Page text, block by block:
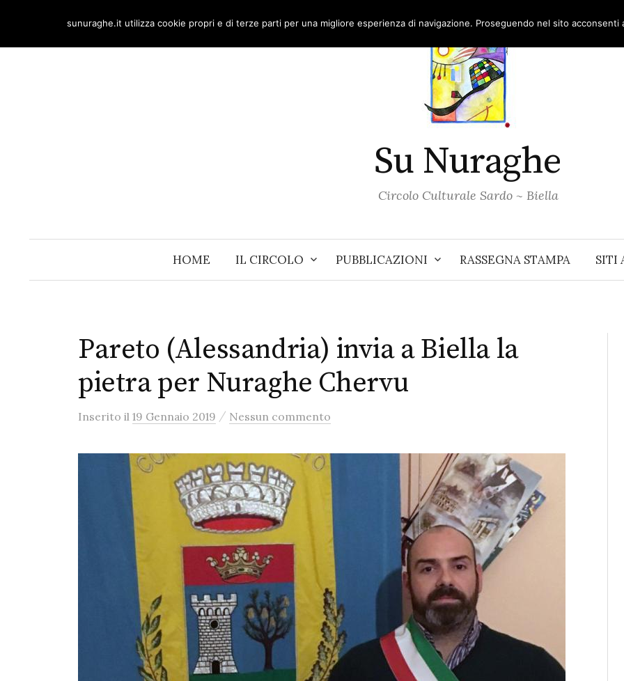
content
Su Nuraghe
Circolo Culturale Sardo ~ Biella
HOME IL CIRCOLO PUBBLICAZIONI RASSEGNA STAMPA SITI
Pareto (Alessandria) invia a Biella la
pietra per Nuraghe Chervu
Inserito il 19 Gennaio 2019 / Nessun commento
sunuraghe.it utilizza cookie propri e di terze parti per una migliore esperienza di navigazione. Proseguendo nel sito acconsenti